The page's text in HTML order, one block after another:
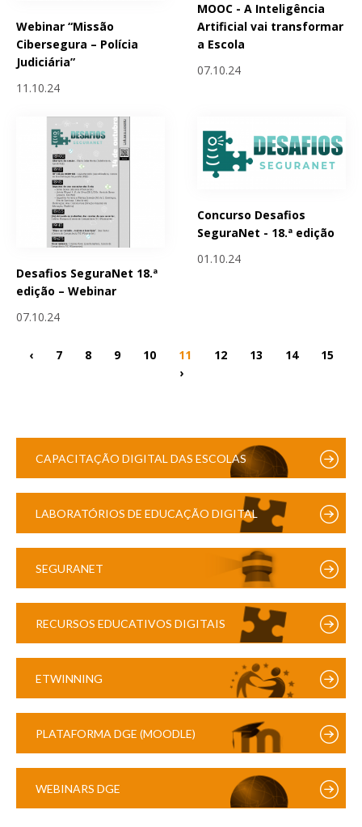
Webinar “Missão
Cibersegura – Polícia
Judiciária”
11.10.24
MOOC - A Inteligência
Artificial vai transformar
a Escola
07.10.24
Desafios SeguraNet 18.ª
edição – Webinar
07.10.24
Concurso Desafios
SeguraNet - 18.ª edição
01.10.24
‹ 7 8 9 10 11 12 13 14
15
›
CAPACITAÇÃO DIGITAL DAS ESCOLAS
LABORATÓRIOS DE EDUCAÇÃO DIGITAL
SEGURANET
RECURSOS EDUCATIVOS DIGITAIS
ETWINNING
PLATAFORMA DGE (MOODLE)
WEBINARS DGE